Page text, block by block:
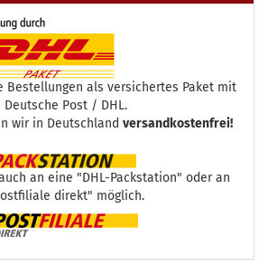
Bestellungen als versichertes Paket mit
Deutsche Post / DHL.
wir in Deutschland versandkostenfrei!
an eine "DHL-Packstation" oder an
direkt" möglich.